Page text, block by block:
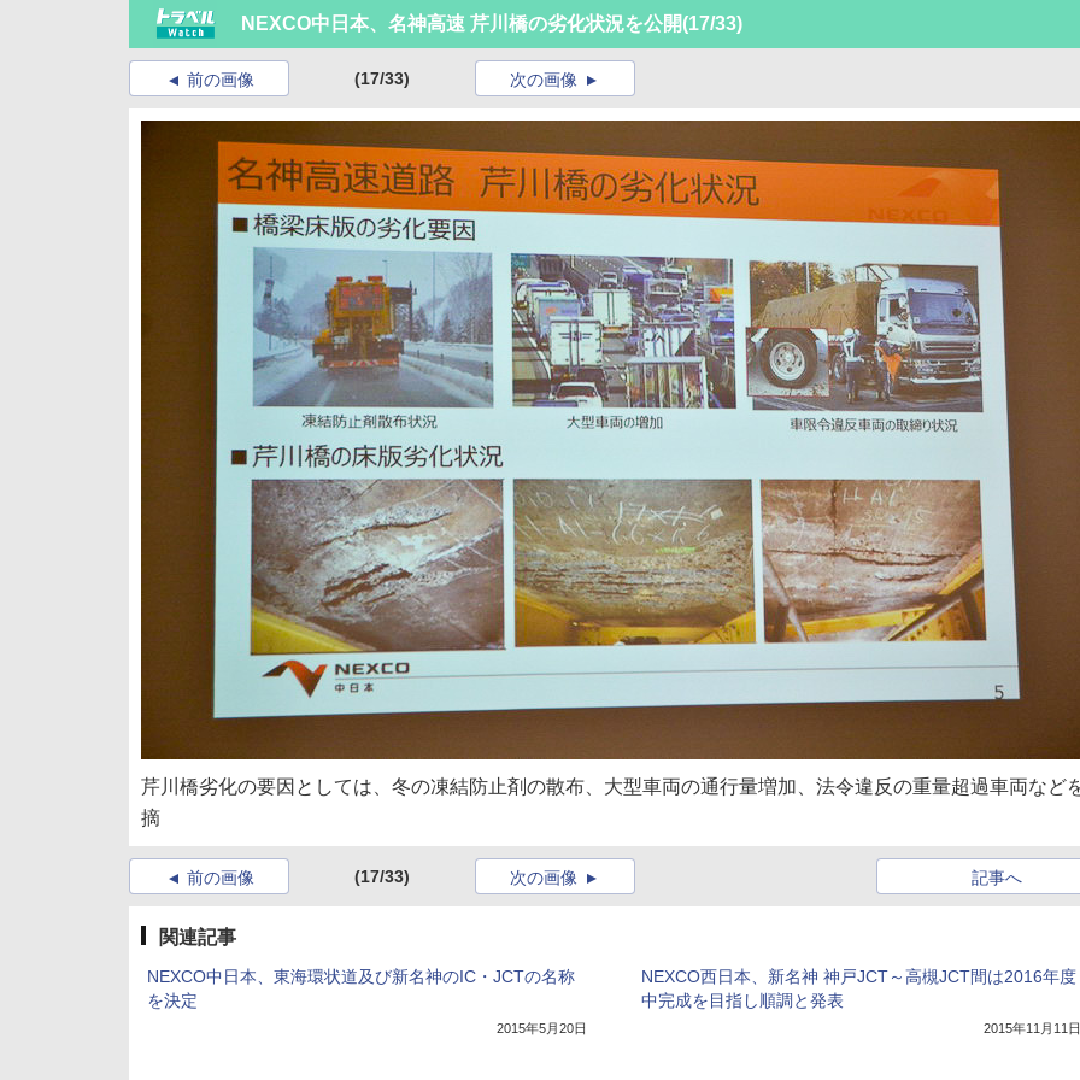
NEXCO中日本、名神高速 芹川橋の劣化状況を公開(17/33)
前の画像 (17/33) 次の画像
芹川橋劣化の要因としては、冬の凍結防止剤の散布、大型車両の通行量増加、法令違反の重量超過車両など
摘
前の画像 (17/33) 記事へ
次の画像
関連記事
NEXCO中日本、東海環状道及び新名神のIC・JCTの名称
を決定
2015年5月20日
NEXCO西日本、新名神 神戸JCT～高槻JCT間は2016年度
中完成を目指し順調と発表
2015年11月11日